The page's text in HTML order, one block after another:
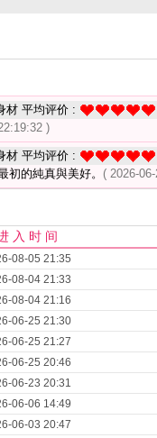
材 平均评价 :
)
材 平均评价 :
初的純真與美好。 ( 2026-
入 时 间
08-05 21:35
08-04 21:33
08-04 21:16
06-25 21:30
06-25 21:27
06-25 20:46
06-23 20:31
06-06 14:49
06-03 20:47